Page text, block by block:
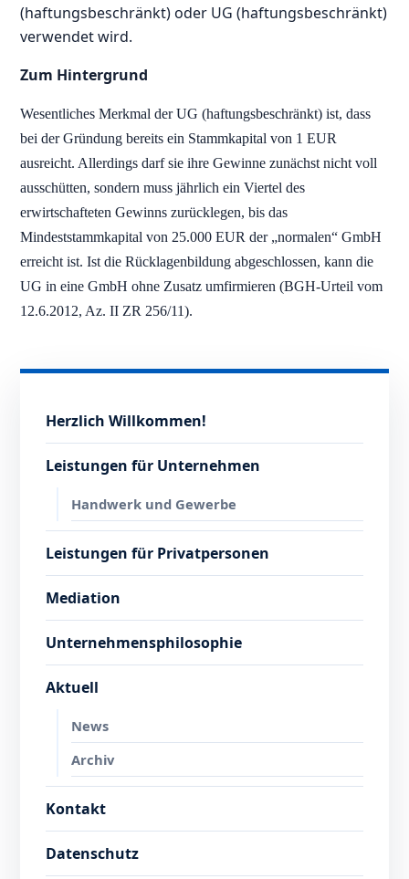
(haftungsbeschränkt) oder UG (haftungsbeschränkt)
verwendet wird.
Zum Hintergrund
Wesentliches Merkmal der UG (haftungsbeschränkt) ist, dass
bei der Gründung bereits ein Stammkapital von 1 EUR
ausreicht. Allerdings darf sie ihre Gewinne zunächst nicht voll
ausschütten, sondern muss jährlich ein Viertel des
erwirtschafteten Gewinns zurücklegen, bis das
Mindeststammkapital von 25.000 EUR der „normalen“ GmbH
erreicht ist. Ist die Rücklagenbildung abgeschlossen, kann die
UG in eine GmbH ohne Zusatz umfirmieren (BGH-Urteil vom
12.6.2012, Az. II ZR 256/11).
Herzlich Willkommen!
Leistungen für Unternehmen
Handwerk und Gewerbe
Leistungen für Privatpersonen
Mediation
Unternehmensphilosophie
Aktuell
News
Archiv
Kontakt
Datenschutz